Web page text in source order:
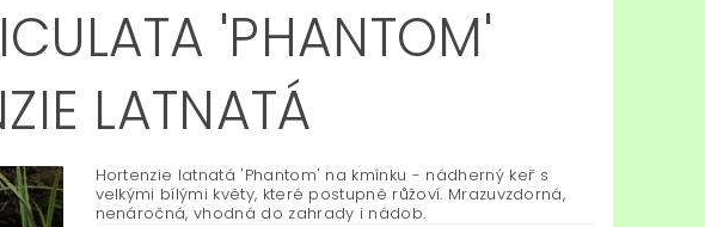
'PHANTOM'
LATNATÁ
Hortenzie latnatá 'Phantom' na kmínku - nádherný keř s
velkými bílými květy, které postupně růžoví. Mrazuvzdorná,
nenáročná, vhodná do zahrady i nádob.